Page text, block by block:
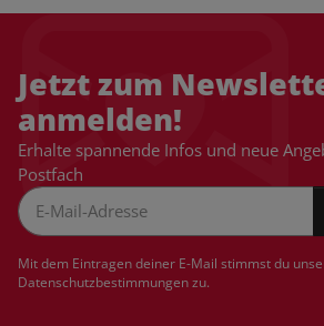
Jetzt zum
anmelden!
Erhalte spannende Infos und neue
Postfach
Mit dem Eintragen deiner E-Mail stimmst du
Datenschutzbestimmungenzu.